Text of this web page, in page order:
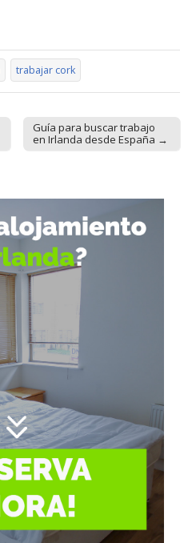
trabajar cork
Guía para buscar trabajo
en Irlanda desde España →